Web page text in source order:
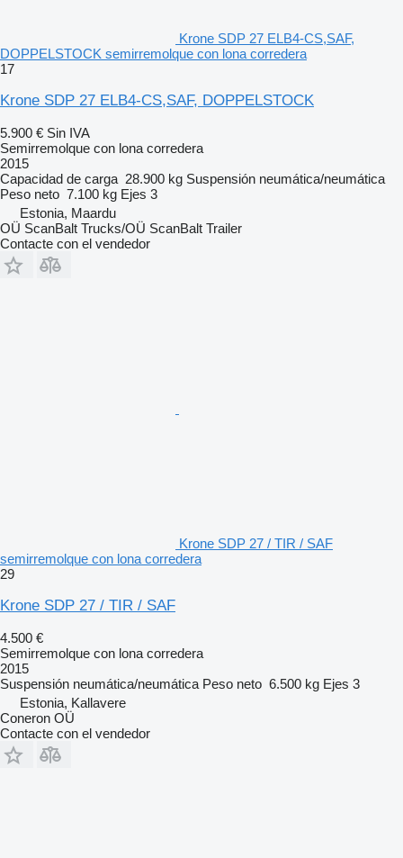
Krone SDP 27 ELB4-CS,SAF,
DOPPELSTOCK semirremolque con lona corredera
17
Krone SDP 27 ELB4-CS,SAF, DOPPELSTOCK
5.900 € Sin IVA
Semirremolque con lona corredera
2015
Capacidad de carga 28.900 kg Suspensión neumática/neumática
Peso neto 7.100 kg Ejes 3
Estonia, Maardu
OÜ ScanBalt Trucks/OÜ ScanBalt Trailer
Contacte con el vendedor
Krone SDP 27 / TIR / SAF
semirremolque con lona corredera
29
Krone SDP 27 / TIR / SAF
4.500 €
Semirremolque con lona corredera
2015
Suspensión neumática/neumática Peso neto 6.500 kg Ejes 3
Estonia, Kallavere
Coneron OÜ
Contacte con el vendedor